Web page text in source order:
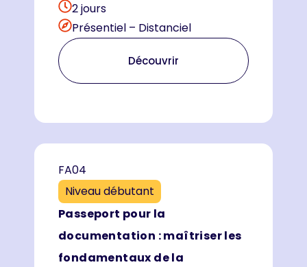
2 jours
Présentiel – Distanciel
Découvrir
FA04
Niveau débutant
Passeport pour la
documentation : maîtriser les
fondamentaux de la